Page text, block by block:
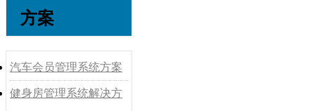
方案
汽车会员管理系统方案
健身房管理系统解决方